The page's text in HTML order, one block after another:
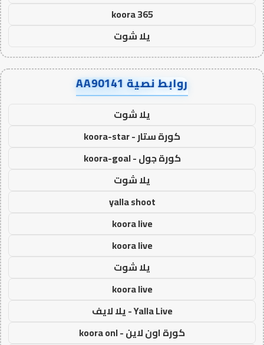
koora 365
يلا شوت
روابط نصية AA90141
يلا شوت
كورة ستار - koora-star
كورة جول - koora-goal
يلا شوت
yalla shoot
koora live
koora live
يلا شوت
koora live
Yalla Live - يلا لايف
كورة اون لاين - koora onl